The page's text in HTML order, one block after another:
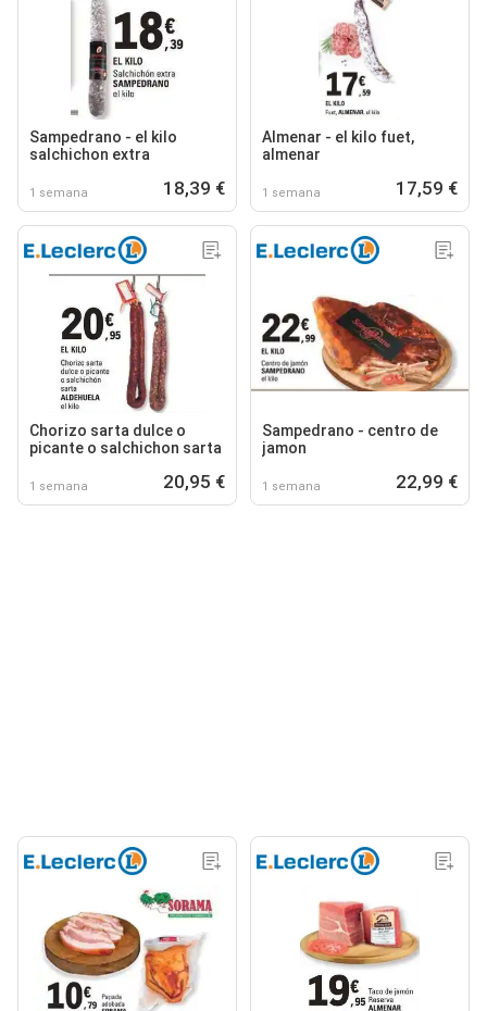
Sampedrano - el kilo
salchichon extra
1 semana 18,39 €
Almenar - el kilo fuet,
almenar
1 semana 17,59 €
Chorizo sarta dulce o
picante o salchichon sarta
1 semana 20,95 €
Sampedrano - centro de
jamon
1 semana 22,99 €